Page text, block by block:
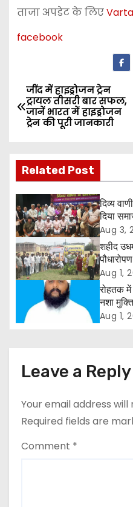
ताजा अपडेट के लिए
facebook
P
o
t
n
a
v
i
a
o
n
जींद में हाइड्रोजन ट्रेन
ट्रायल तीसरी बार सफल,
जानें भारत में हाइड्रोजन
ट्रेन की पूरी जानकारी
Related Post
दिव्य
दिया
रोहतक में
Aug 3,
शहीद
और
मांग
Aug 1,
रोहतक में
नशा
कार्यक्रम
Aug 1,
Leave a Reply
Your email address
Required fields are
Comment *